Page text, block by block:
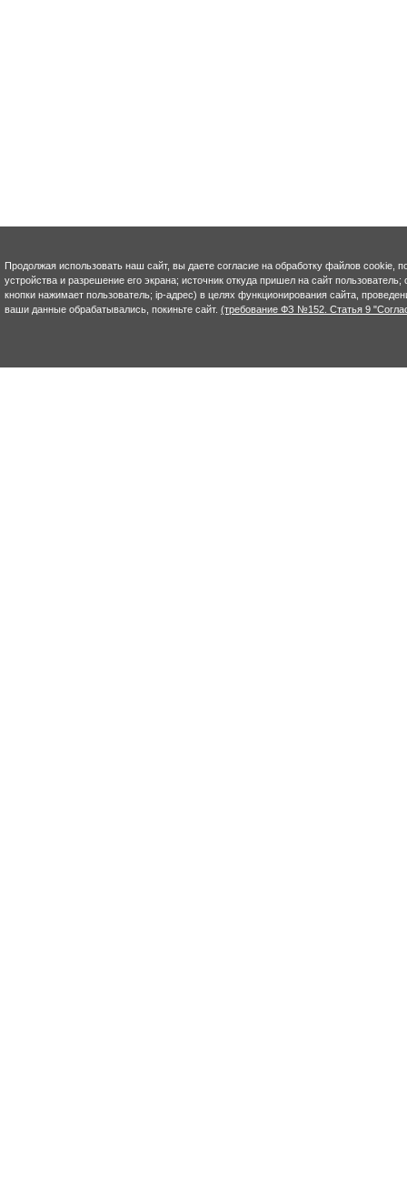
Продолжая использовать наш сайт, вы даете согласие на обработку файлов cookie,
устройства и разрешение его экрана; источник откуда пришел на сайт
кнопки нажимает пользователь; ip-адрес) в целях функционирования сайта,
ваши данные обрабатывались, покиньте сайт. (требование ФЗ №152. Статья 9